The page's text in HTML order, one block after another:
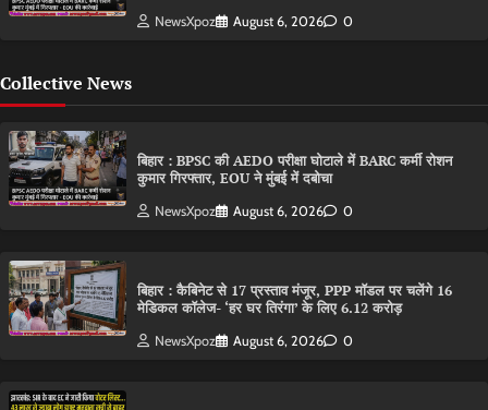
NewsXpoz August 6, 2026 0
Collective News
बिहार : BPSC की AEDO परीक्षा घोटाले में BARC कर्मी रोशन
कुमार गिरफ्तार, EOU ने मुंबई में दबोचा
NewsXpoz August 6, 2026 0
बिहार : कैबिनेट से 17 प्रस्ताव मंजूर, PPP मॉडल पर चलेंगे 16
मेडिकल कॉलेज- ‘हर घर तिरंगा’ के लिए 6.12 करोड़
NewsXpoz August 6, 2026 0